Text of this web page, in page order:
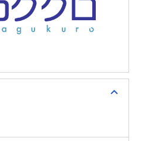
expand_less